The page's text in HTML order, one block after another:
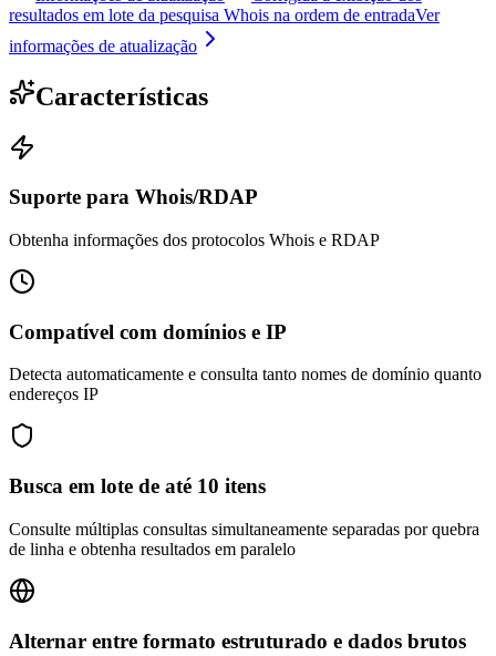
resultados em lote da pesquisa Whois na ordem de entradaVer
informações de atualização
Características
Suporte para Whois/RDAP
Obtenha informações dos protocolos Whois e RDAP
Compatível com domínios e IP
Detecta automaticamente e consulta tanto nomes de domínio quanto
endereços IP
Busca em lote de até 10 itens
Consulte múltiplas consultas simultaneamente separadas por quebra
de linha e obtenha resultados em paralelo
Alternar entre formato estruturado e dados brutos